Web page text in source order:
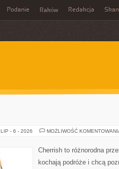
Podanie Raków Redakcja
LIP - 6 - 2026 MOŻLIWOŚĆ
Cherrish to różnorodna
kochają podróże i chcą